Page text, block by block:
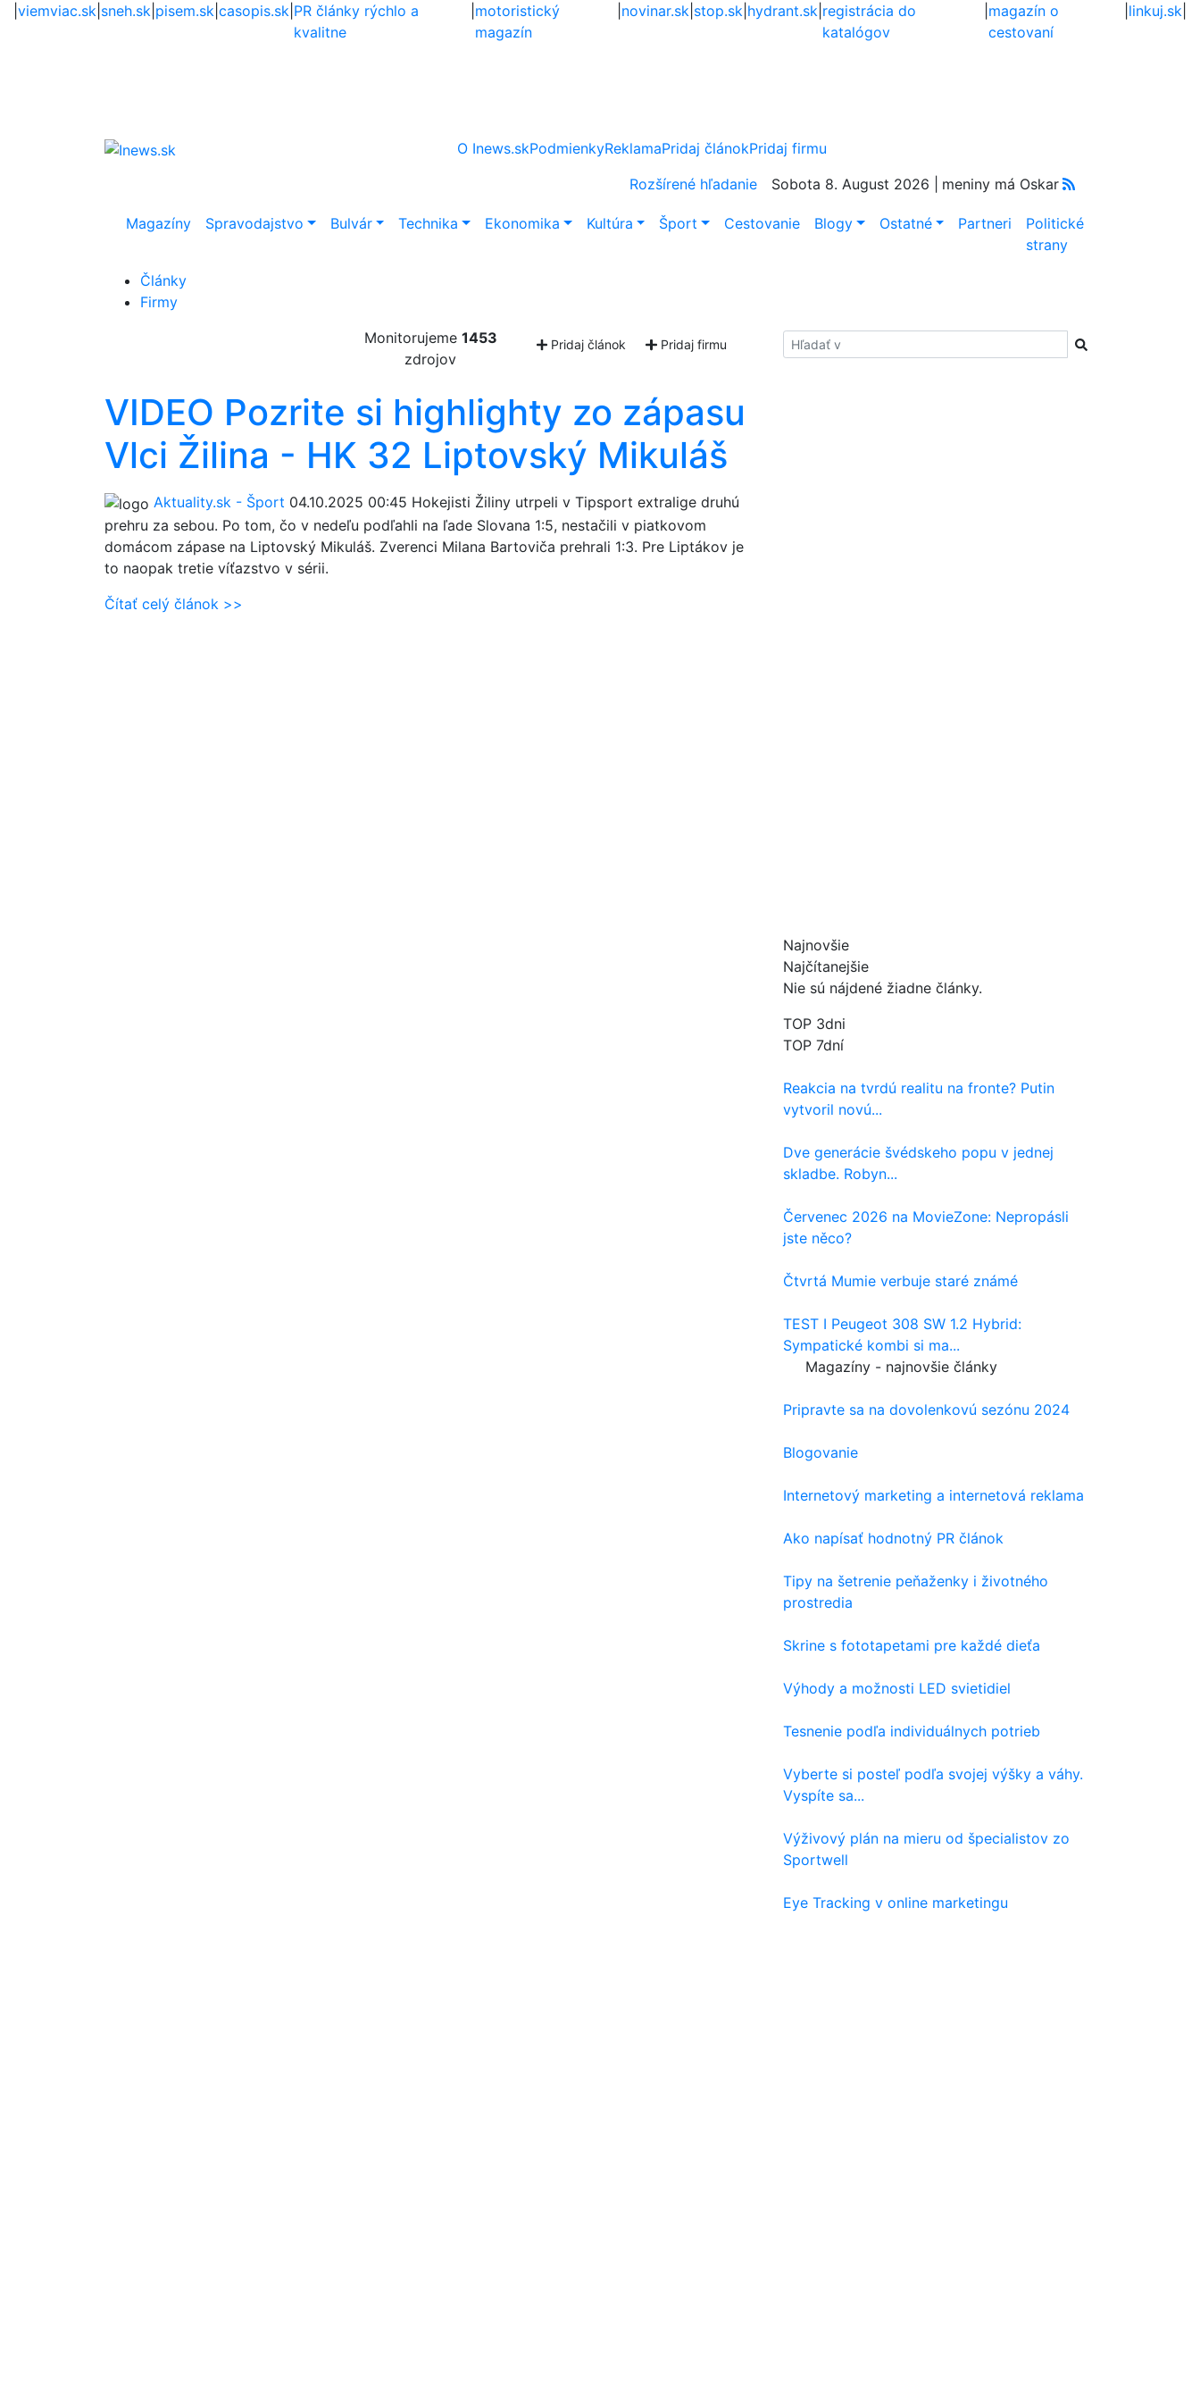
viemviac.sk sneh.sk pisem.sk casopis.sk PR články rýchlo a
kvalitne
motoristický
magazín
novinar.sk stop.sk hydrant.sk registrácia do
katalógov
magazín o
cestovaní
linkuj.sk|
O Inews.skPodmienkyReklamaPridaj článokPridaj firmu
Rozšírené hľadanie
Sobota 8. August 2026 | meniny má Oskar
Magazíny Spravodajstvo Bulvár Technika Ekonomika Kultúra Šport Cestovanie Blogy Ostatné Partneri
Politické
strany
Články
Firmy
Monitorujeme 1453
zdrojov
Pridaj článok Pridaj firmu Hladať
VIDEO Pozrite si highlighty zo zápasu
Vlci Žilina - HK 32 Liptovský Mikuláš
Aktuality.sk - Šport 04.10.2025 00:45 Hokejisti Žiliny utrpeli v Tipsport extralige druhú
prehru za sebou. Po tom, čo v nedeľu podľahli na ľade Slovana 1:5, nestačili v piatkovom
domácom zápase na Liptovský Mikuláš. Zverenci Milana Bartoviča prehrali 1:3. Pre Liptákov je
to naopak tretie víťazstvo v sérii.
Čítať celý článok >>
Najnovšie
Najčítanejšie
Nie sú nájdené žiadne články.
TOP 3dni
TOP 7dní
Reakcia na tvrdú realitu na fronte? Putin
vytvoril novú...
Dve generácie švédskeho popu v jednej
skladbe. Robyn...
Červenec 2026 na MovieZone: Nepropásli
jste něco?
Čtvrtá Mumie verbuje staré známé
TEST I Peugeot 308 SW 1.2 Hybrid:
Sympatické kombi si ma...
Magazíny - najnovšie články
Pripravte sa na dovolenkovú sezónu 2024
Blogovanie
Internetový marketing a internetová reklama
Ako napísať hodnotný PR článok
Tipy na šetrenie peňaženky i životného
prostredia
Skrine s fototapetami pre každé dieťa
Výhody a možnosti LED svietidiel
Tesnenie podľa individuálnych potrieb
Vyberte si posteľ podľa svojej výšky a váhy.
Vyspíte sa...
Výživový plán na mieru od špecialistov zo
Sportwell
Eye Tracking v online marketingu